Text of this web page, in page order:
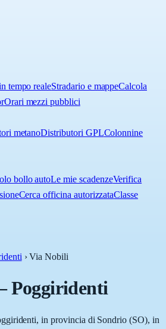
tempo realeStradario e mappeCalcola
Orari mezzi pubblici
metanoDistributori GPLColonnine
bollo autoLe mie scadenzeVerifica
Cerca officina autorizzataClasse
›Via Nobili
Poggiridenti
in provincia di Sondrio (SO), in